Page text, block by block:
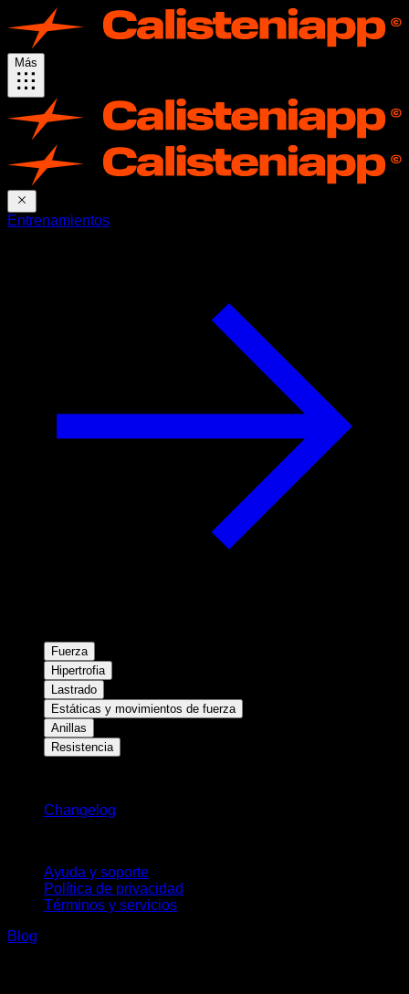
Más
Entrenamientos
Fuerza
Hipertrofia
Lastrado
Estáticas y movimientos de fuerza
Anillas
Resistencia
Changelog
Ayuda y soporte
Política de privacidad
Términos y servicios
Blog